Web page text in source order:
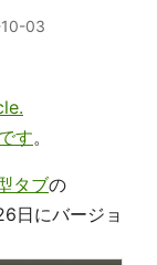
03
す。
タブの
日にバージョ